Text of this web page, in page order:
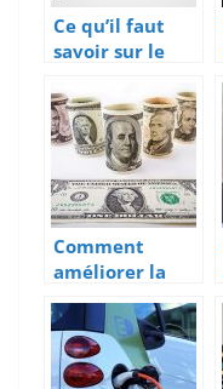
Ce qu’il faut
savoir sur le
Comment
améliorer la
gestion
financière de
son entreprise
?